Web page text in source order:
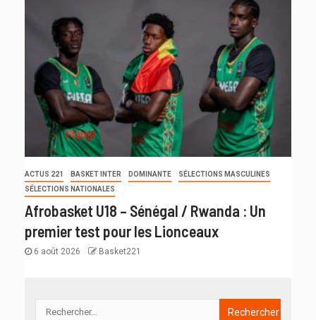
ACTUS 221 BASKET INTER DOMINANTE
SÉLECTIONS MASCULINES
SÉLECTIONS NATIONALES
Afrobasket U18 – Sénégal / Rwanda : Un
premier test pour les Lionceaux
6 août 2026 Basket221